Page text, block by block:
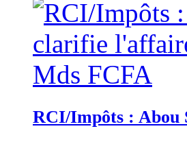
RCI/Impôts : Abou